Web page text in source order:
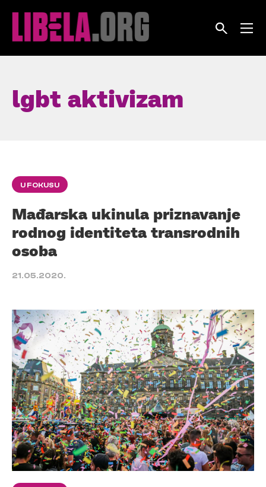
lgbt aktivizam
U FOKUSU
Mađarska ukinula priznavanje
rodnog identiteta transrodnih
osoba
21.05.2020.